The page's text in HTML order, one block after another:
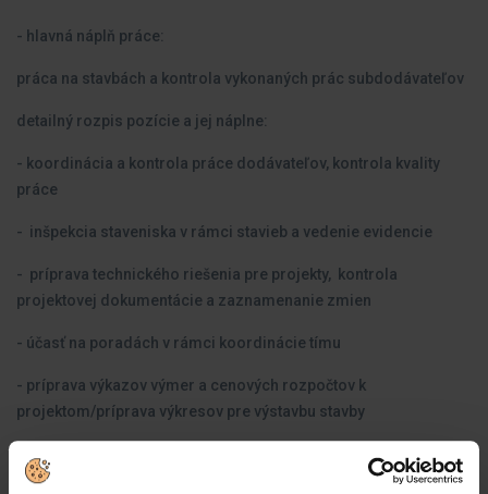
- hlavná náplň práce:
práca na stavbách a kontrola vykonaných prác subdodávateľov
detailný rozpis pozície a jej náplne:
- koordinácia a kontrola práce dodávateľov, kontrola kvality
práce
- inšpekcia staveniska v rámci stavieb a vedenie evidencie
- príprava technického riešenia pre projekty, kontrola
projektovej dokumentácie a zaznamenanie zmien
- účasť na poradách v rámci koordinácie tímu
- príprava výkazov výmer a cenových rozpočtov k
projektom/príprava výkresov pre výstavbu stavby
- práca v systéme DALUX (na vedenie stavebných procesov)